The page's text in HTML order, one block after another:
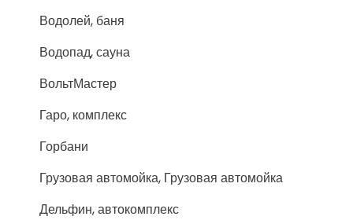
Водолей, баня
Водопад, сауна
ВольтМастер
Гаро, комплекс
Горбани
Грузовая автомойка, Грузовая автомойка
Дельфин, автокомплекс